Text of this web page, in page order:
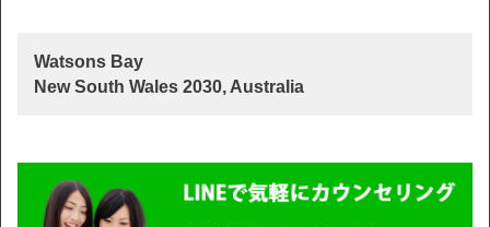
Watsons Bay
New South Wales 2030, Australia